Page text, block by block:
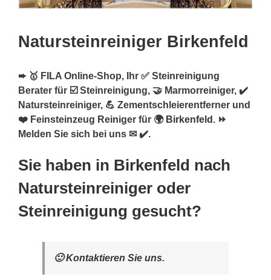
Natursteinreiniger Birkenfeld
➨ 🥇 FILA Online-Shop, Ihr ✅ Steinreinigung
Berater für ☑️ Steinreinigung, 🤝 Marmorreiniger, ✔️
Natursteinreiniger, 💪 Zementschleierentferner und
❤️ Feinsteinzeug Reiniger für 🌍 Birkenfeld . ⏩
Melden Sie sich bei uns ✉ ✔️.
Sie haben in Birkenfeld nach
Natursteinreiniger oder
Steinreinigung gesucht?
🙂 Kontaktieren Sie uns.